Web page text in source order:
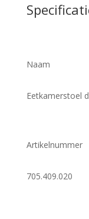
Naam
Eetkamerstoel
Artikelnummer
705.409.020